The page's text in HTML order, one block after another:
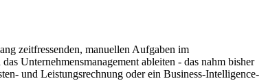
zeitfressenden, manuellen Aufgaben im
Unternehmensmanagement ableiten - das nahm bisher
und Leistungsrechnung oder ein Business-Intelligence-